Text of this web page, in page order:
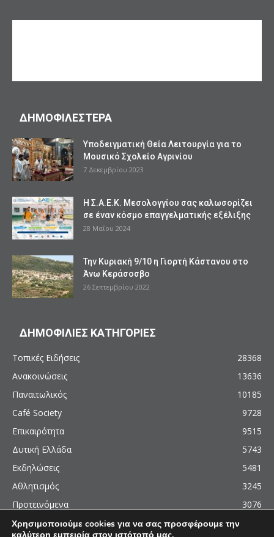
ΔΗΜΟΦΙΛΕΣΤΕΡΑ
Υποδειγματική Θεία Λειτουργία για το
Μουσικό Σχολείο Αγρινίου
7 Δεκεμβρίου 2023
Η Σ.Α.Ε.Κ. Μεσολογγίου σας καλωσορίζει
σε έναν κόσμο επαγγελματικής εξέλιξης
28 Μαΐου 2024
Την Κυριακή 9/10 η Γιορτή Κάστανου στο
Άνω Κεράσοσβο
26 Σεπτεμβρίου 2022
ΔΗΜΟΦΙΛΙΕΣ ΚΑΤΗΓΟΡΙΕΣ
Τοπικές Ειδήσεις
28368
Ανακοινώσεις
13636
Παναιτωλικός
10185
Café Society
9728
Επικαιρότητα
9515
Δυτική Ελλάδα
5743
Εκδηλώσεις
5481
Αθλητισμός
3245
Προτεινόμενα
3076
Χρησιμοποιούμε cookies για να σας προσφέρουμε την